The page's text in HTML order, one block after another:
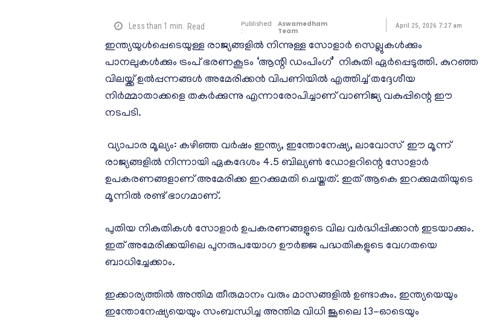
Less than 1 min. Read
Published
:
Aswamedham
Team
April 25, 2026 7:27 am
ഇന്ത്യയുൾപ്പെടെയുള്ള രാജ്യങ്ങളിൽ നിന്നുള്ള സോളാർ സെല്ലുകൾക്കും
പാനലുകൾക്കും ട്രംപ് ഭരണകൂടം ‘ആന്റി ഡംപിംഗ്’ നികുതി ഏർപ്പെടുത്തി. കുറഞ്ഞ
വിലയ്ക്ക് ഉൽപ്പന്നങ്ങൾ അമേരിക്കൻ വിപണിയിൽ എത്തിച്ച് തദ്ദേശീയ
നിർമ്മാതാക്കളെ തകർക്കുന്നു എന്നാരോപിച്ചാണ് വാണിജ്യ വകുപ്പിന്റെ ഈ
നടപടി.
വ്യാപാര മൂല്യം: കഴിഞ്ഞ വർഷം ഇന്ത്യ, ഇന്തോനേഷ്യ, ലാവോസ് ഈ മൂന്ന്
രാജ്യങ്ങളിൽ നിന്നായി ഏകദേശം 4.5 ബില്യൺ ഡോളറിന്റെ സോളാർ
ഉപകരണങ്ങളാണ് അമേരിക്ക ഇറക്കുമതി ചെയ്തത്. ഇത് ആകെ ഇറക്കുമതിയുടെ
മൂന്നിൽ രണ്ട് ഭാഗമാണ്.
പുതിയ നികുതികൾ സോളാർ ഉപകരണങ്ങളുടെ വില വർദ്ധിപ്പിക്കാൻ ഇടയാക്കും.
ഇത് അമേരിക്കയിലെ പുനരുപയോഗ ഊർജ്ജ പദ്ധതികളുടെ വേഗതയെ
ബാധിച്ചേക്കാം.
ഇക്കാര്യത്തിൽ അന്തിമ തീരുമാനം വരും മാസങ്ങളിൽ ഉണ്ടാകും. ഇന്ത്യയെയും
ഇന്തോനേഷ്യയെയും സംബന്ധിച്ച അന്തിമ വിധി ജൂലൈ 13-ഓടെയും